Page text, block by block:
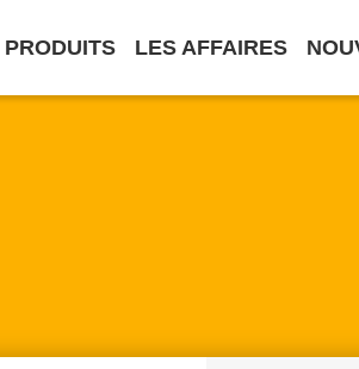
PRODUITS LES AFFAIRES